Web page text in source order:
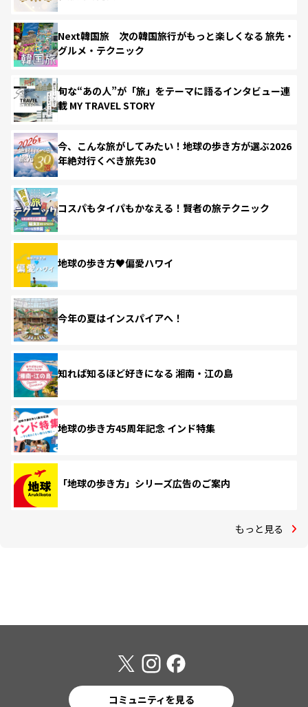
Next韓国旅 次の韓国旅行がもっと楽しくなる 旅先・
グルメ・テクニック
旬な“あの人”が「旅」をテーマに語るインタビュー連
載 MY TRAVEL STORY
今、こんな旅がしてみたい！地球の歩き方が選ぶ2026
年絶対行くべき旅先30
コスパもタイパもかなえる！賢者の旅テクニック
地球の歩き方♥偏愛ハワイ
今年の夏はインスパイアへ！
知れば知るほど好きになる 湘南・江の島
地球の歩き方45周年記念 インド特集
「地球の歩き方」シリーズ広告のご案内
もっと見る
コミュニティを見る